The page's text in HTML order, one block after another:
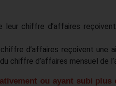
chiffre d’affaires
d’affaires reçoivent une
chiffre d’affaires mensuel de
ou ayant subi plus